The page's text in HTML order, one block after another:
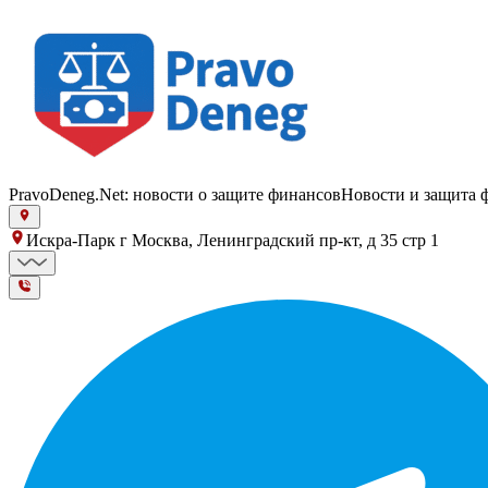
PravoDeneg.Net: новости о защите финансовНовости и защита
Искра-Парк г Москва, Ленинградский пр-кт, д 35 стр 1